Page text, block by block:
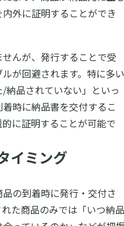
外に証明することができ
んが、発行することで受
が回避されます。特に多い
納品されていない」といっ
時に納品書を交付するこ
に証明することが可能で
イミング
の到着時に発行・交付さ
た商品のみでは「いつ納品